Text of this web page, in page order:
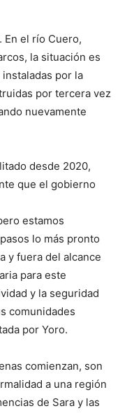
En el río Cuero,
la situación es
por la
por tercera vez
nuevamente
desde 2020,
que el gobierno
estamos
lo más pronto
y fuera del alcance
para este
y la seguridad
comunidades
por Yoro.
comienzan, son
a una región
de Sara y las